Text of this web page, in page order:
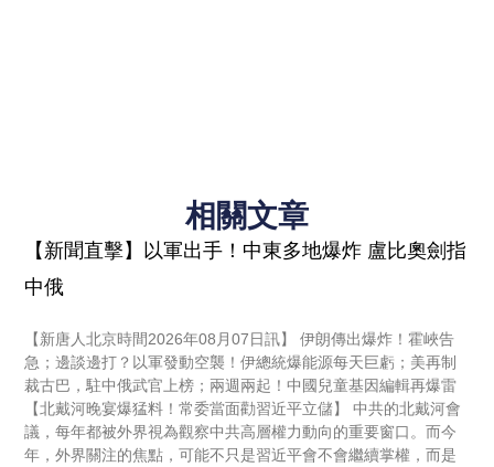
相關文章
【新聞直擊】以軍出手！中東多地爆炸 盧比奧劍指
中俄
【新唐人北京時間2026年08月07日訊】 伊朗傳出爆炸！霍峽告
急；邊談邊打？以軍發動空襲！伊總統爆能源每天巨虧；美再制
裁古巴，駐中俄武官上榜；兩週兩起！中國兒童基因編輯再爆雷
【北戴河晚宴爆猛料！常委當面勸習近平立儲】 中共的北戴河會
議，每年都被外界視為觀察中共高層權力動向的重要窗口。而今
年，外界關注的焦點，可能不只是習近平會不會繼續掌權，而是